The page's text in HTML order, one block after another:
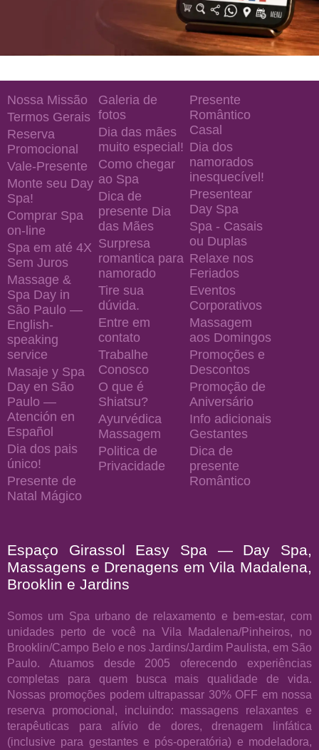
Nossa Missão
Termos Gerais
Reserva
Promocional
Vale-Presente
Monte seu Day
Spa!
Comprar Spa
on-line
Spa em até 4X
Sem Juros
Massage &
Spa Day in
São Paulo —
English-
speaking
service
Masaje y Spa
Day en São
Paulo —
Atención en
Español
Dia dos pais
único!
Presente de
Natal Mágico
Galeria de
fotos
Dia das mães
muito especial!
Como chegar
ao Spa
Dica de
presente Dia
das Mães
Surpresa
romantica para
namorado
Tire sua
dúvida.
Entre em
contato
Trabalhe
Conosco
O que é
Shiatsu?
Ayurvédica
Massagem
Politica de
Privacidade
Presente
Romântico
Casal
Dia dos
namorados
inesquecível!
Presentear
Day Spa
Spa - Casais
ou Duplas
Relaxe nos
Feriados
Eventos
Corporativos
Massagem
aos Domingos
Promoções e
Descontos
Promoção de
Aniversário
Info adicionais
Gestantes
Dica de
presente
Romântico
Espaço Girassol Easy Spa — Day Spa,
Massagens e Drenagens em Vila Madalena,
Brooklin e Jardins
Somos um Spa urbano de relaxamento e bem-estar, com
unidades perto de você na Vila Madalena/Pinheiros, no
Brooklin/Campo Belo e nos Jardins/Jardim Paulista, em São
Paulo. Atuamos desde 2005 oferecendo experiências
completas para quem busca mais qualidade de vida.
Nossas promoções podem ultrapassar 30% OFF em nossa
reserva promocional, incluindo: massagens relaxantes e
terapêuticas para alívio de dores, drenagem linfática
(inclusive para gestantes e pós-operatória) e modeladora,